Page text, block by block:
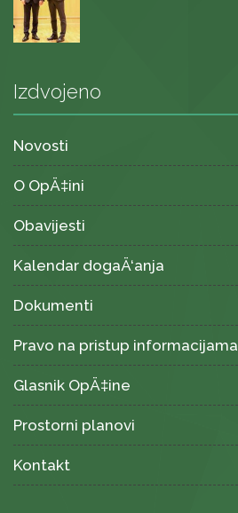
Izdvojeno
Novosti
O OpÄ‡ini
Obavijesti
Kalendar dogaÄ‘anja
Dokumenti
Pravo na pristup informacijama
Glasnik OpÄ‡ine
Prostorni planovi
Kontakt